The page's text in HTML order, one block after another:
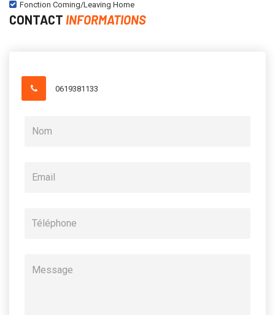
Fonction Coming/Leaving Home
CONTACT INFORMATIONS
0619381133